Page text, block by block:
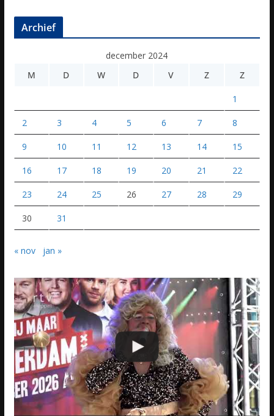
Archief
december 2024
M
D W D V Z Z
1
2 3 4 5 6 7 8
9 10 11 12 13 14 15
16 17 18 19 20 21 22
23 24 25 26 27 28 29
30 31
« nov jan »